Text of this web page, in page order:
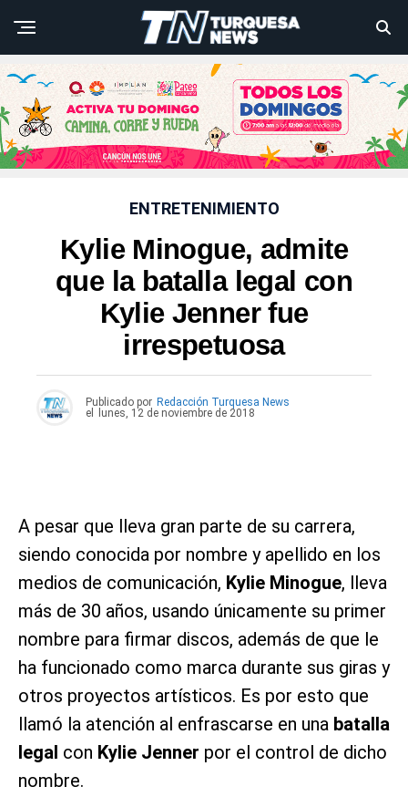
ENTRETENIMIENTO
Kylie Minogue, admite
que la batalla legal con
Kylie Jenner fue
irrespetuosa
Publicado por Redacción Turquesa News
el
lunes, 12 de noviembre de 2018
A pesar que lleva gran parte de su carrera,
siendo conocida por nombre y apellido en los
medios de comunicación, Kylie Minogue, lleva
más de 30 años, usando únicamente su primer
nombre para firmar discos, además de que le
ha funcionado como marca durante sus giras y
otros proyectos artísticos. Es por esto que
llamó la atención al enfrascarse en una batalla
legal con Kylie Jenner por el control de dicho
nombre.